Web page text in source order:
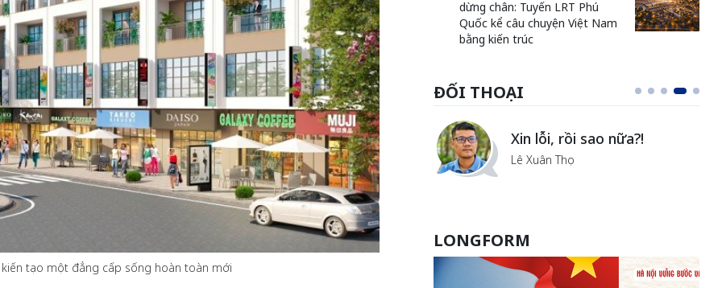
kiến tạo một đẳng cấp sống hoàn toàn mới
dừng chân: Tuyến LRT Phú
Quốc kể câu chuyện Việt Nam
bằng kiến trúc
ĐỐI THOẠI
ngôi
của Hà
Xin lỗi, rồi sao nữa?!
Lê Xuân Thọ
Vẻ đẹp của khoa học nhân
văn
Lưu Nguyệt Linh
LONGFORM